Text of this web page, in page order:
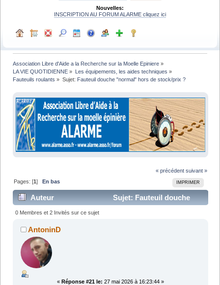
Nouvelles:
INSCRIPTION AU FORUM ALARME cliquez ici
Association Libre d'Aide a la Recherche sur la Moelle Epiniere »
LA VIE QUOTIDIENNE » Les équipements, les aides techniques »
Fauteuils roulants » Sujet: Fauteuil douche "normal" hors de stock/prix ?
« précédent suivant »
IMPRIMER
Pages: [1] En bas
Auteur
Sujet: Fauteuil douche
"normal" hors de stock/prix ? (Lu 51537 fois)
0 Membres et 2 Invités sur ce sujet
AntoninD
« Réponse #21 le: 27 mai 2026 à 16:23:44 »